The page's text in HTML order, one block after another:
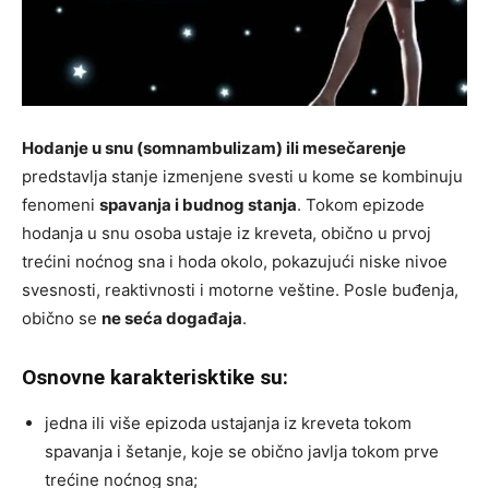
Hodanje u snu (somnambulizam) ili mesečarenje
predstavlja stanje izmenjene svesti u kome se kombinuju
fenomeni spavanja i budnog stanja. Tokom epizode
hodanja u snu osoba ustaje iz kreveta, obično u prvoj
trećini noćnog sna i hoda okolo, pokazujući niske nivoe
svesnosti, reaktivnosti i motorne veštine. Posle buđenja,
obično se ne seća događaja.
Osnovne karakterisktike su:
jedna ili više epizoda ustajanja iz kreveta tokom
spavanja i šetanje, koje se obično javlja tokom prve
trećine noćnog sna;